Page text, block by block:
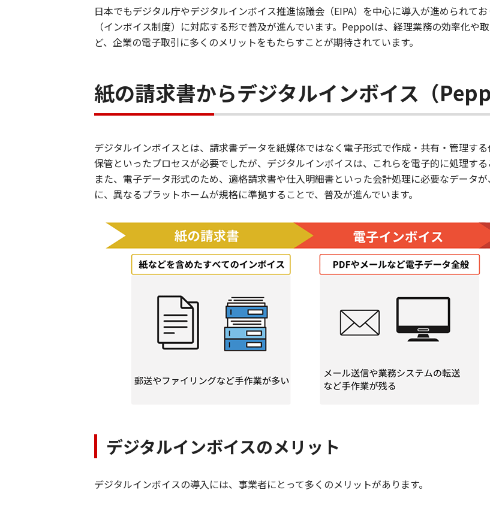
日本でもデジタル庁やデジタルインボイス推進協議会（EIPA）を中心に導入が進められて
（インボイス制度）に対応する形で普及が進んでいます。Peppolは、経理業務の効率化や
ど、企業の電子取引に多くのメリットをもたらすことが期待されています。
紙の請求書からデジタルインボイス（
デジタルインボイスとは、請求書データを紙媒体ではなく電子形式で作成・共有・管理す
保管といったプロセスが必要でしたが、デジタルインボイスは、これらを電子的に処理する
また、電子データ形式のため、適格請求書や仕入明細書といった会計処理に必要なデータ
に、異なるプラットホームが規格に準拠することで、普及が進んでいます。
デジタルインボイスのメリット
デジタルインボイスの導入には、事業者にとって多くのメリットがあります。